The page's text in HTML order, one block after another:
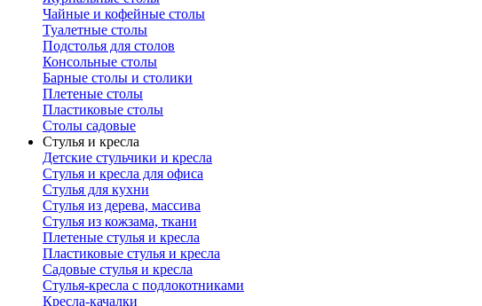
Чайные и кофейные столы
Туалетные столы
Подстолья для столов
Консольные столы
Барные столы и столики
Плетеные столы
Пластиковые столы
Столы садовые
Стулья и кресла
Детские стульчики и кресла
Стулья и кресла для офиса
Стулья для кухни
Стулья из дерева, массива
Стулья из кожзама, ткани
Плетеные стулья и кресла
Пластиковые стулья и кресла
Садовые стулья и кресла
Стулья-кресла с подлокотниками
Кресла-качалки